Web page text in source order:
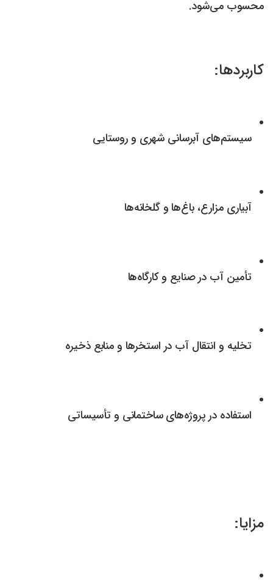
محسوب می‌شود.
کاربردها:
سیستم‌های آبرسانی شهری و روستایی
آبیاری مزارع، باغ‌ها و گلخانه‌ها
تأمین آب در صنایع و کارگاه‌ها
تخلیه و انتقال آب در استخرها و منابع ذخیره
استفاده در پروژه‌های ساختمانی و تأسیساتی
مزایا: